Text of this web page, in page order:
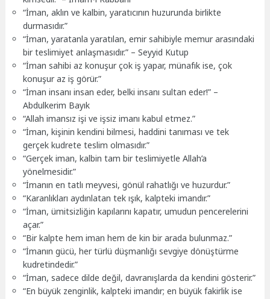
“İman, aklın ve kalbin, yaratıcının huzurunda birlikte
durmasıdır.”
“İman, yaratanla yaratılan, emir sahibiyle memur arasındaki
bir teslimiyet anlaşmasıdır.” – Seyyid Kutup
“İman sahibi az konuşur çok iş yapar, münafık ise, çok
konuşur az iş görür.”
“İman insanı insan eder, belki insanı sultan eder!” –
Abdulkerim Bayık
“Allah imansız işi ve işsiz imanı kabul etmez.”
“İman, kişinin kendini bilmesi, haddini tanıması ve tek
gerçek kudrete teslim olmasıdır.”
“Gerçek iman, kalbin tam bir teslimiyetle Allah’a
yönelmesidir.”
“İmanın en tatlı meyvesi, gönül rahatlığı ve huzurdur.”
“Karanlıkları aydınlatan tek ışık, kalpteki imandır.”
“İman, ümitsizliğin kapılarını kapatır, umudun pencerelerini
açar.”
“Bir kalpte hem iman hem de kin bir arada bulunmaz.”
“İmanın gücü, her türlü düşmanlığı sevgiye dönüştürme
kudretindedir.”
“İman, sadece dilde değil, davranışlarda da kendini gösterir.”
“En büyük zenginlik, kalpteki imandır; en büyük fakirlik ise